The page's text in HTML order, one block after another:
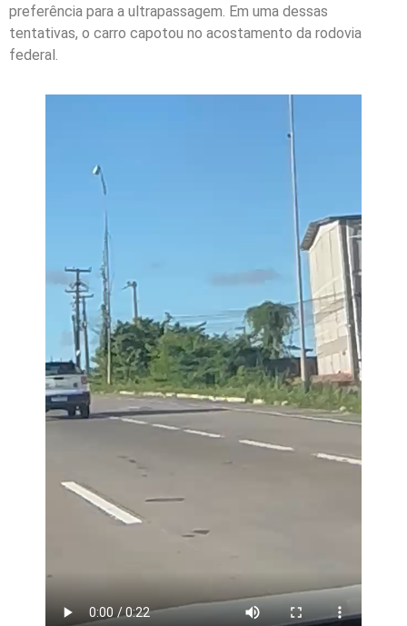
preferência para a ultrapassagem. Em uma dessas
tentativas, o carro capotou no acostamento da rodovia
federal.